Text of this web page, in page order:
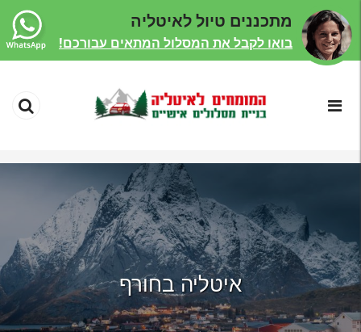
איטליה בחורף
מתכננים טיול לאיטליה
בואו לקבל את המסלול המתאים עבורכם!